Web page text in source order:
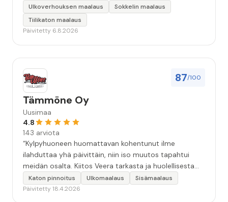
keskeyttämään n. 3 viikoksi. Maalaistulos on oikein
hyvä, yhteydenpito erinomaista, jälkityöt tehtiin
huolellisesti. Suosittelen. Erityiskiitos itse maalareille:
Ulkoverhouksen maalaus
Sokkelin maalaus
Tiilikaton maalaus
Päivitetty 6.8.2026
87/100
Tämmöne Oy
Uusimaa
4.8
143 arviota
“Kylpyhuoneen huomattavan kohentunut ilme
ilahduttaa yhä päivittäin, niin iso muutos tapahtui
meidän osalta. Kiitos Veera tarkasta ja huolellisesta
työstä, sekä ystävällisestä palvelusta!”
Katon pinnoitus Ulkomaalaus
Sisämaalaus
Päivitetty 18.4.2026